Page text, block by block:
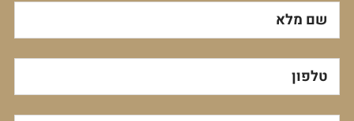
שם מלא
טלפון